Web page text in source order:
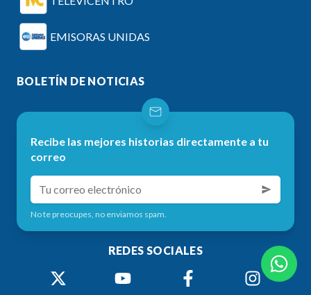
EMISORAS UNIDAS
BOLETÍN DE NOTICIAS
Recibe las mejores historias directamente a tu
correo
No te preocupes, no enviamos spam.
REDES SOCIALES